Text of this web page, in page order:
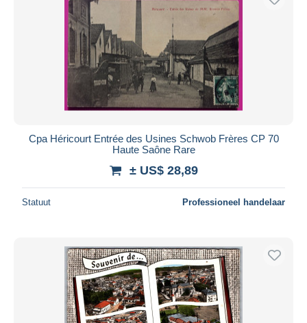
Cpa Héricourt Entrée des Usines Schwob Frères CP 70
Haute Saône Rare
± US$ 28,89
Statuut Professioneel handelaar